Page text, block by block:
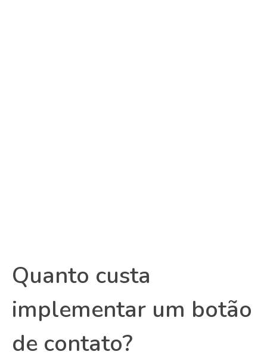
Quanto custa
implementar um botão
de contato?